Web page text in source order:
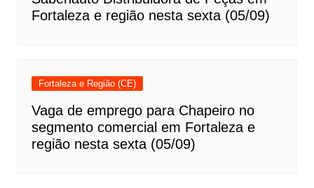
Fortaleza e região nesta sexta (05/09)
Fortaleza e Região (CE)
Vaga de emprego para Chapeiro no
segmento comercial em Fortaleza e
região nesta sexta (05/09)